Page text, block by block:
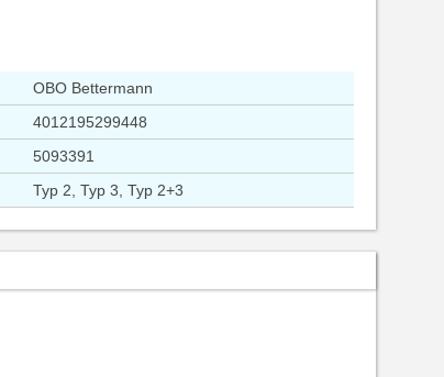
OBO Bettermann
4012195299448
5093391
Typ 2, Typ 3, Typ 2+3